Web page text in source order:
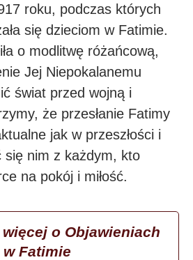
roku, podczas których
się dzieciom w Fatimie.
o modlitwę różańcową,
Jej Niepokalanemu
świat przed wojną i
że przesłanie Fatimy
jak w przeszłości i
się nim z każdym, kto
na pokój i miłość.
o Objawieniach
w Fatimie